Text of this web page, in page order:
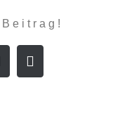
E-
Mail